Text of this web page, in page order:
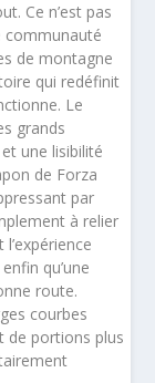
Ce n’est pas
communauté
de montagne
qui redéfinit
Le
grands
une lisibilité
de Forza
par
à relier
qu’une
route.
courbes
de portions plus